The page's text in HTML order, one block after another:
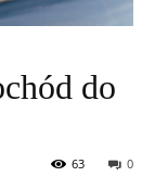
do
0
63